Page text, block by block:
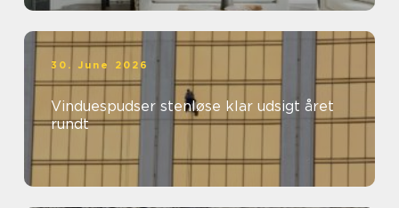
30. June 2026
Vinduespudser stenløse klar udsigt året
rundt